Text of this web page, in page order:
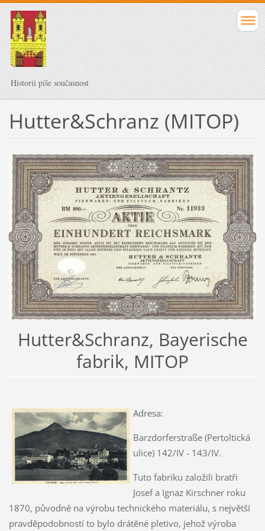
Historii píše současnost
Hutter&Schranz (MITOP)
Hutter&Schranz, Bayerische
fabrik, MITOP
Adresa:
Barzdorferstraße (Pertoltická
ulice) 142/IV - 143/IV.
Tuto fabriku založili bratři
Josef a Ignaz Kirschner roku
1870, původně na výrobu technického materiálu, s největší
pravděpodobností to bylo drátěné pletivo, jehož výroba